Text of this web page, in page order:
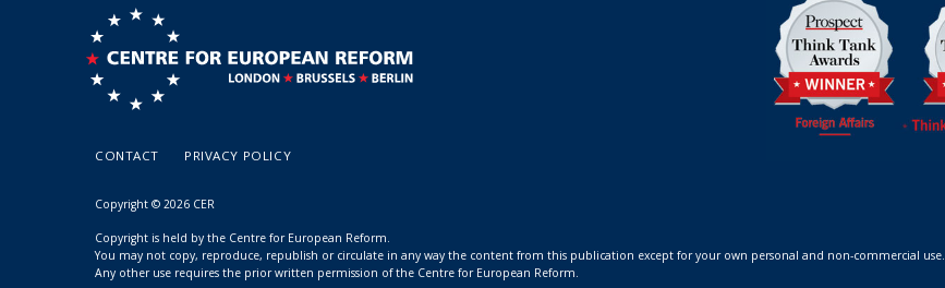
CONTACT PRIVACY POLICY
Copyright © 2026 CER
Copyright is held by the Centre for European Reform.
You may not copy, reproduce, republish or circulate in any way the content from this publication except for your own personal and non-commercial use.
Any other use requires the prior written permission of the Centre for European Reform.